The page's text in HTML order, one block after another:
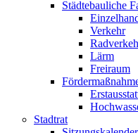
Städtebauliche
Verkehr
Lärm
Freiraum
Stadtrat